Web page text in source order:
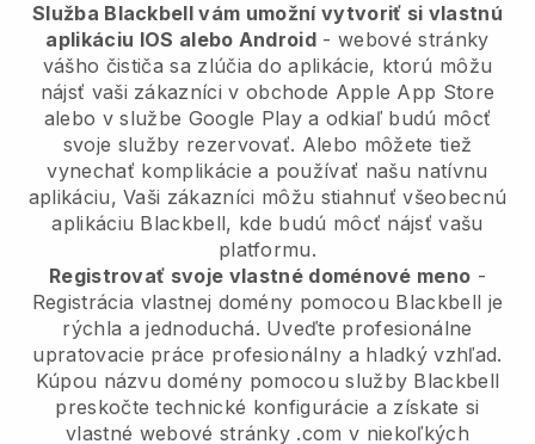
Služba Blackbell vám umožní vytvoriť si vlastnú
aplikáciu IOS alebo Android - webové stránky
vášho čističa sa zlúčia do aplikácie, ktorú môžu
nájsť vaši zákazníci v obchode Apple App Store
alebo v službe Google Play a odkiaľ budú môcť
svoje služby rezervovať. Alebo môžete tiež
vynechať komplikácie a používať našu natívnu
aplikáciu, Vaši zákazníci môžu stiahnuť všeobecnú
aplikáciu Blackbell, kde budú môcť nájsť vašu
platformu.
Registrovať svoje vlastné doménové meno -
Registrácia vlastnej domény pomocou Blackbell je
rýchla a jednoduchá. Uveďte profesionálne
upratovacie práce profesionálny a hladký vzhľad.
Kúpou názvu domény pomocou služby Blackbell
preskočte technické konfigurácie a získate si
vlastné webové stránky .com v niekoľkých